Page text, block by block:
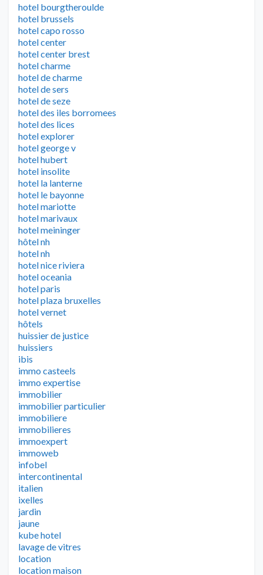
hotel bourgtheroulde
hotel brussels
hotel capo rosso
hotel center
hotel center brest
hotel charme
hotel de charme
hotel de sers
hotel de seze
hotel des iles borromees
hotel des lices
hotel explorer
hotel george v
hotel hubert
hotel insolite
hotel la lanterne
hotel le bayonne
hotel mariotte
hotel marivaux
hotel meininger
hôtel nh
hotel nh
hotel nice riviera
hotel oceania
hotel paris
hotel plaza bruxelles
hotel vernet
hôtels
huissier de justice
huissiers
ibis
immo casteels
immo expertise
immobilier
immobilier particulier
immobiliere
immobilieres
immoexpert
immoweb
infobel
intercontinental
italien
ixelles
jardin
jaune
kube hotel
lavage de vitres
location
location maison